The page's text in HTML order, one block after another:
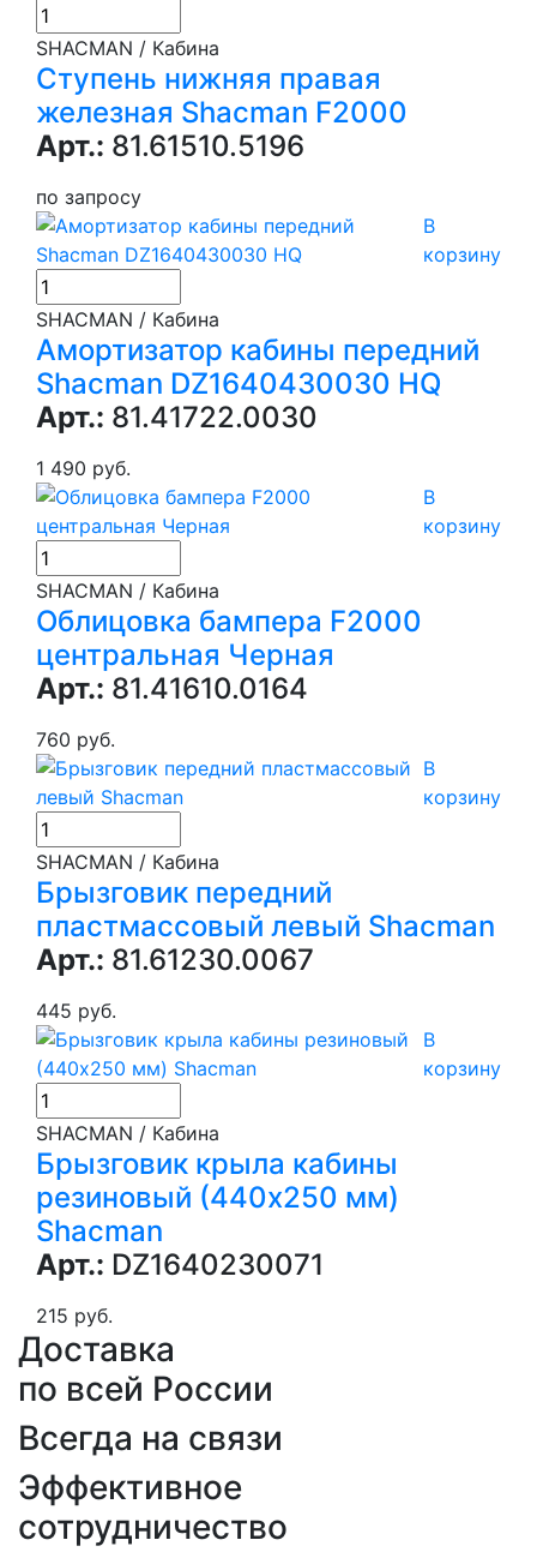
SHACMAN / Кабина
Ступень нижняя правая
железная Shacman F2000
Арт.: 81.61510.5196
по запросу
В
корзину
SHACMAN / Кабина
Амортизатор кабины передний
Shacman DZ1640430030 HQ
Арт.: 81.41722.0030
1 490 руб.
В
корзину
SHACMAN / Кабина
Облицовка бампера F2000
центральная Черная
Арт.: 81.41610.0164
760 руб.
В
корзину
SHACMAN / Кабина
Брызговик передний
пластмассовый левый Shacman
Арт.: 81.61230.0067
445 руб.
В
корзину
SHACMAN / Кабина
Брызговик крыла кабины
резиновый (440х250 мм)
Shacman
Арт.: DZ1640230071
215 руб.
Доставка
по всей России
Всегда на связи
Эффективное
сотрудничество